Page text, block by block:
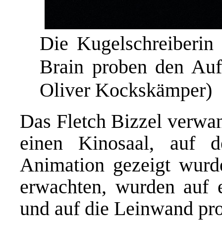
Die
Brain proben den
Oliver Kockskämper)
Das Fletch Bizzel
einen Kinosaal, auf
Animation gezeigt
erwachten, wurden
und auf die Leinwand